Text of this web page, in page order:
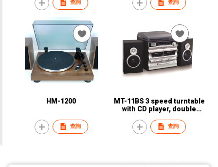
查詢 查詢
HM-1200
查詢
MT-11BS 3 speed turntable
with CD player, double
USB/SD recording and
speaker box
查詢